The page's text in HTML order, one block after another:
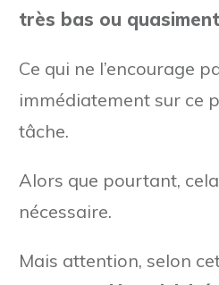
très bas ou
Ce qui ne l’encourage
immédiatement sur ce
tâche.
Alors que pourtant,
nécessaire.
Mais attention, selon